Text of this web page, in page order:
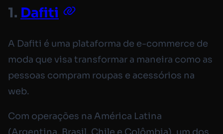
1. Dafiti
A Dafiti é uma plataforma de e-commerce de
moda que visa transformar a maneira como as
pessoas compram roupas e acessórios na
web.
Com operações na América Latina